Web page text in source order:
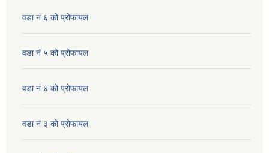
वडा नं ६ को प्रोफायल
वडा नं ५ को प्रोफायल
वडा नं ४ को प्रोफायल
वडा नं ३ को प्रोफायल